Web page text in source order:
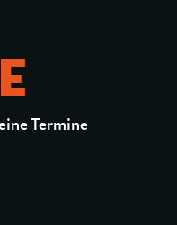
Termine